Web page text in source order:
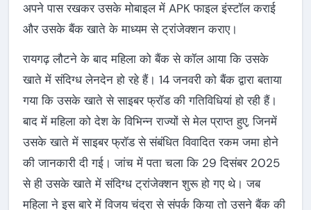
अपने पास रखकर उसके मोबाइल में APK फाइल इंस्टॉल कराई
और उसके बैंक खाते के माध्यम से ट्रांजेक्शन कराए।
रायगढ़ लौटने के बाद महिला को बैंक से कॉल आया कि उसके
खाते में संदिग्ध लेनदेन हो रहे हैं। 14 जनवरी को बैंक द्वारा बताया
गया कि उसके खाते से साइबर फ्रॉड की गतिविधियां हो रही हैं।
बाद में महिला को देश के विभिन्न राज्यों से मेल प्राप्त हुए, जिनमें
उसके खाते में साइबर फ्रॉड से संबंधित विवादित रकम जमा होने
की जानकारी दी गई। जांच में पता चला कि 29 दिसंबर 2025
से ही उसके खाते में संदिग्ध ट्रांजेक्शन शुरू हो गए थे। जब
महिला ने इस बारे में विजय चंद्रा से संपर्क किया तो उसने बैंक की